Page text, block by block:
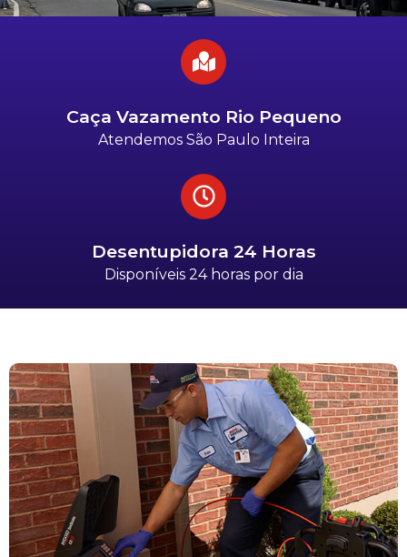
Caça Vazamento Rio Pequeno
Atendemos São Paulo Inteira
Desentupidora 24 Horas
Disponíveis 24 horas por dia